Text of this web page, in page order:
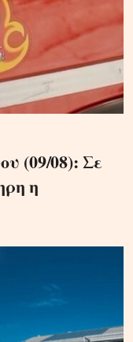
(09/08): Σε
η